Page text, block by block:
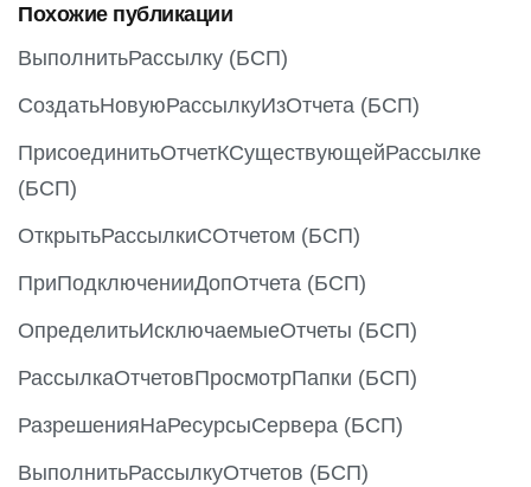
u
s
Похожие публикации
ВыполнитьРассылку (БСП)
СоздатьНовуюРассылкуИзОтчета (БСП)
ПрисоединитьОтчетКСуществующейРассылке
(БСП)
ОткрытьРассылкиСОтчетом (БСП)
ПриПодключенииДопОтчета (БСП)
ОпределитьИсключаемыеОтчеты (БСП)
РассылкаОтчетовПросмотрПапки (БСП)
РазрешенияНаРесурсыСервера (БСП)
ВыполнитьРассылкуОтчетов (БСП)